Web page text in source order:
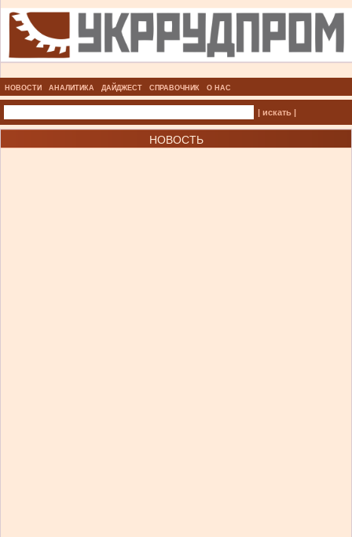
НОВОСТИ АНАЛИТИКА ДАЙДЖЕСТ СПРАВОЧНИК О НАС
| искать |
НОВОСТЬ